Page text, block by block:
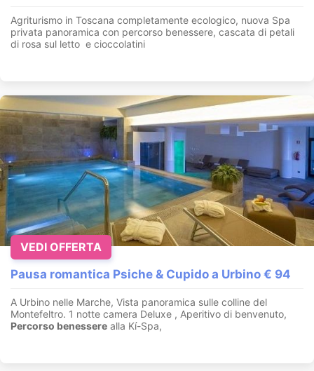
Agriturismo in Toscana completamente ecologico, nuova Spa
privata panoramica con percorso benessere, cascata di petali
di rosa sul letto e cioccolatini
Pausa romantica Psiche & Cupido a Urbino € 94
A Urbino nelle Marche, Vista panoramica sulle colline del
Montefeltro. 1 notte camera Deluxe , Aperitivo di benvenuto,
Percorso benessere alla Kí-Spa,
VEDI OFFERTA